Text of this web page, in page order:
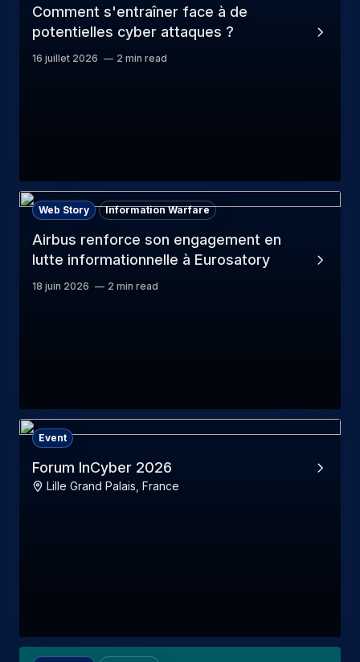
Comment s'entraîner face à de
potentielles cyber attaques ?
16 juillet 2026 2 min read
Airbus renforce son engagement en
lutte informationnelle à Eurosatory
Web Story Information Warfare
18 juin 2026 2 min read
Forum InCyber 2026
Event
Lille Grand Palais, France